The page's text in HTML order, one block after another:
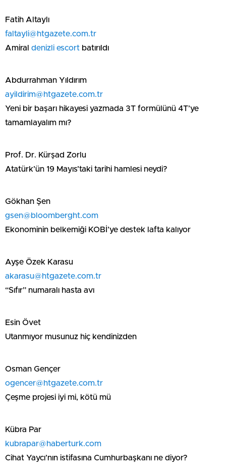
Fatih Altaylı
faltayli@htgazete.com.tr
Amiral denizli escort batırıldı
Abdurrahman Yıldırım
ayildirim@htgazete.com.tr
Yeni bir başarı hikayesi yazmada 3T formülünü 4T’ye
tamamlayalım mı?
Prof. Dr. Kürşad Zorlu
Atatürk’ün 19 Mayıs’taki tarihi hamlesi neydi?
Gökhan Şen
gsen@bloomberght.com
Ekonominin belkemiği KOBİ’ye destek lafta kalıyor
Ayşe Özek Karasu
akarasu@htgazete.com.tr
“Sıfır” numaralı hasta avı
Esin Övet
Utanmıyor musunuz hiç kendinizden
Osman Gençer
ogencer@htgazete.com.tr
Çeşme projesi iyi mi, kötü mü
Kübra Par
kubrapar@haberturk.com
Cihat Yaycı’nın istifasına Cumhurbaşkanı ne diyor?